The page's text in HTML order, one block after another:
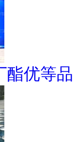
酯优等品